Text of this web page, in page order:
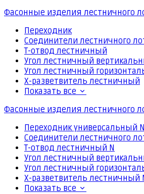
Фасонные изделия лестничного
Переходник
Соединители лестничного
Т-отвод лестничный
Угол лестничный
Угол лестничный
Х-разветвитель лестничный
Показать все
Фасонные изделия лестничного
Переходник универсальный N
Соединители лестничного
Т-отвод лестничный N
Угол лестничный
Угол лестничный
Х-разветвитель лестничный
Показать все